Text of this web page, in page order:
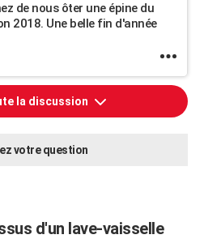
de nous ôter une épine du
2018. Une belle fin d'année
la discussion
votre question
d'un lave-vaisselle